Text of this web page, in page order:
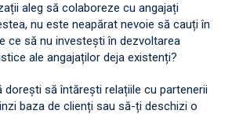
aleg să colaboreze cu angajați
nu este neapărat nevoie să cauți în
ce să nu investești în dezvoltarea
ale angajaților deja existenți?
dorești să întărești relațiile cu partenerii
baza de clienți sau să-ți deschizi o